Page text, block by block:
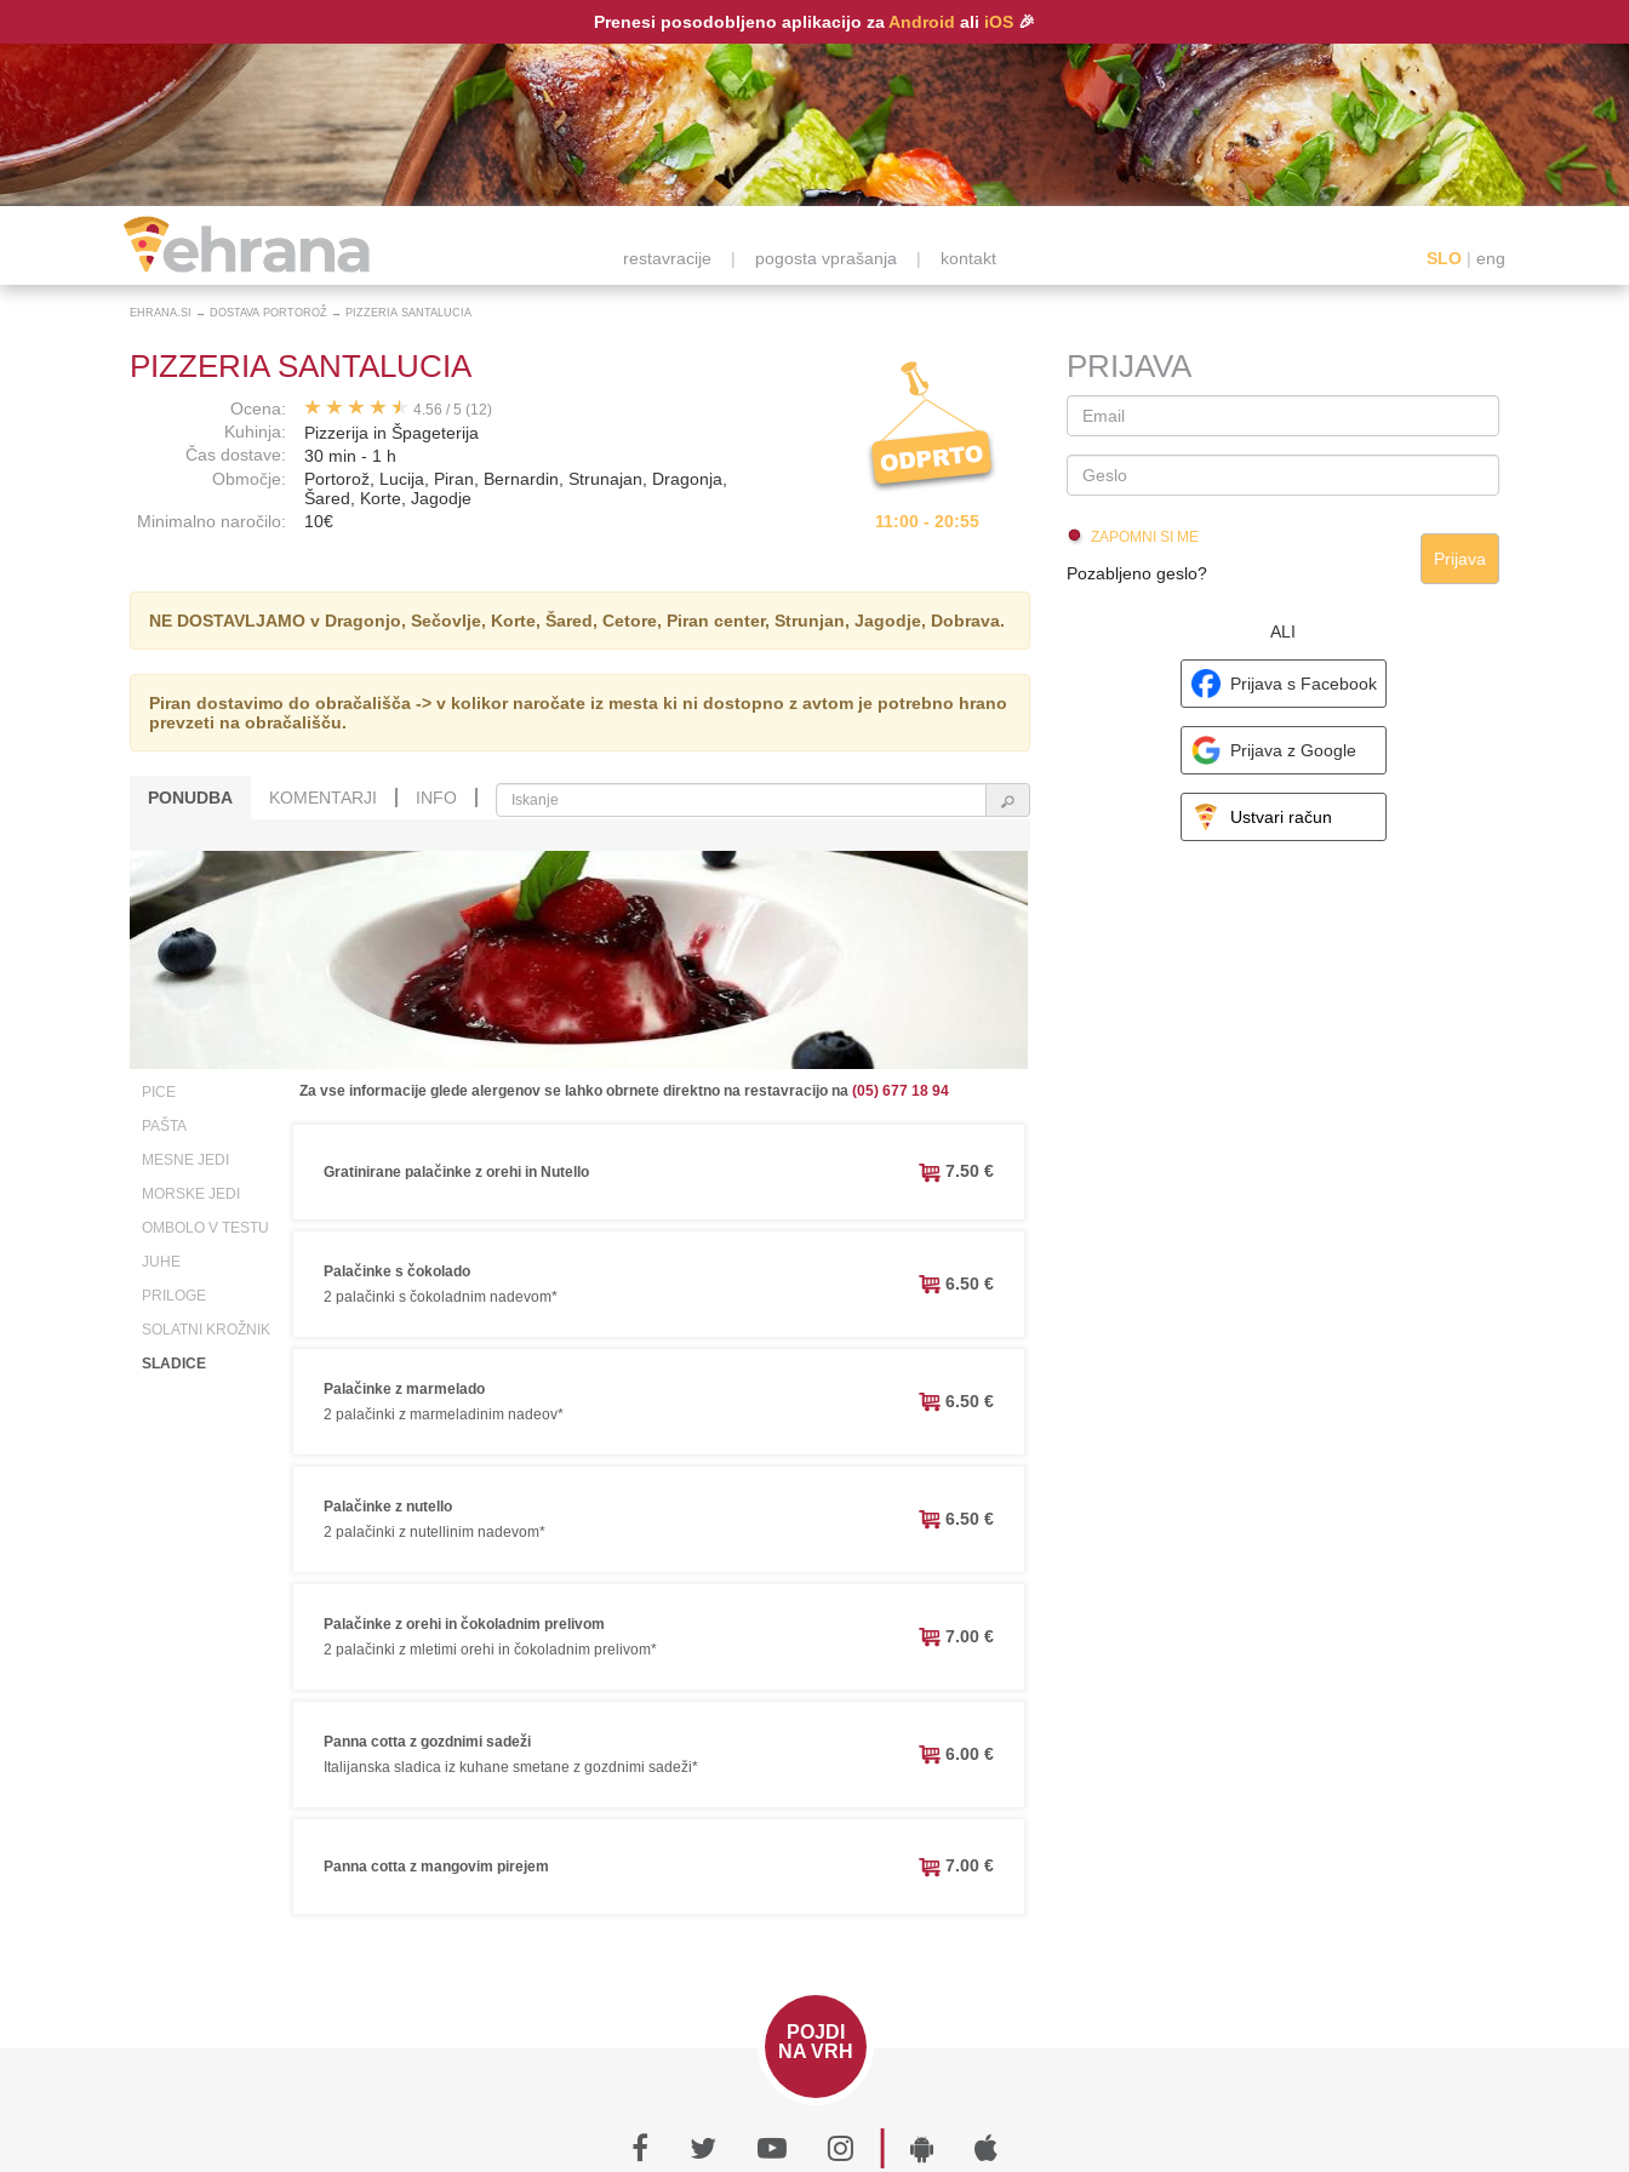
Prenesi posodobljeno aplikacijo za Android ali iOS 🎉
restavracije | pogosta vprašanja | kontakt SLO | eng
EHRANA.SI → DOSTAVA PORTOROŽ → PIZZERIA SANTALUCIA
11:00 - 20:55
PIZZERIA SANTALUCIA
Ocena:
Kuhinja:
Čas dostave:
4.56 /5 (12)
Pizzerija in Špageterija
30 min - 1 h
Območje:
Portorož, Lucija, Piran, Bernardin, Strunajan, Dragonja,
Šared, Korte, Jagodje
Minimalno naročilo:
10€
NE DOSTAVLJAMO v Dragonjo, Sečovlje, Korte, Šared, Cetore, Piran center, Strunjan, Jagodje, Dobrava.
Piran dostavimo do obračališča -> v kolikor naročate iz mesta ki ni dostopno z avtom je potrebno hrano
prevzeti na obračališču.
PONUDBA KOMENTARJI INFO
PICE
PAŠTA
MESNE JEDI
MORSKE JEDI
OMBOLO V TESTU
JUHE
PRILOGE
SOLATNI KROŽNIK
SLADICE
Za vse informacije glede alergenov se lahko obrnete direktno na restavracijo na (05) 677 18 94
Gratinirane palačinke z orehi in Nutello 7.50 €
Palačinke s čokolado
2 palačinki s čokoladnim nadevom*
6.50 €
Palačinke z marmelado
2 palačinki z marmeladinim nadeov*
6.50 €
Palačinke z nutello
2 palačinki z nutellinim nadevom*
6.50 €
Palačinke z orehi in čokoladnim prelivom
2 palačinki z mletimi orehi in čokoladnim prelivom*
7.00 €
Panna cotta z gozdnimi sadeži
Italijanska sladica iz kuhane smetane z gozdnimi sadeži*
6.00 €
Panna cotta z mangovim pirejem 7.00 €
PRIJAVA
ZAPOMNI SI ME
Pozabljeno geslo?
Prijava
ALI
Prijava s Facebook
Prijava z Google
Ustvari račun
POJDI
NA VRH
|